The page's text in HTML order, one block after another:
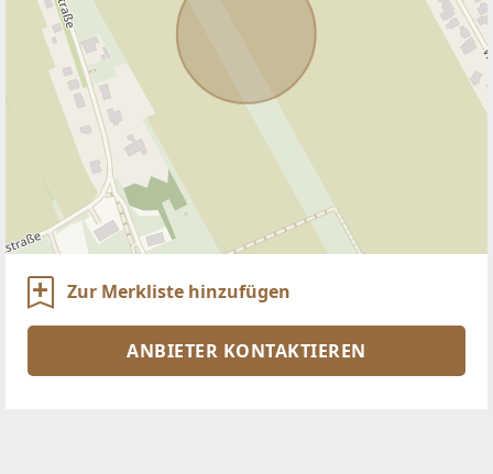
Diese und 21 weitere Anzeigen des Anbieters